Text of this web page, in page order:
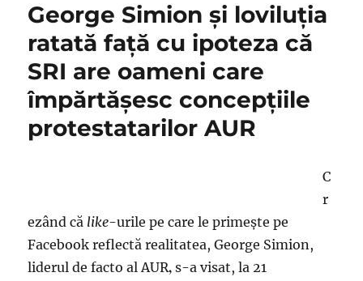
George Simion şi loviluţia
ratată faţă cu ipoteza că
SRI are oameni care
împărtăşesc concepţiile
protestatarilor AUR
C
r
ezând că like-urile pe care le primeşte pe
Facebook reflectă realitatea, George Simion,
liderul de facto al AUR, s-a visat, la 21